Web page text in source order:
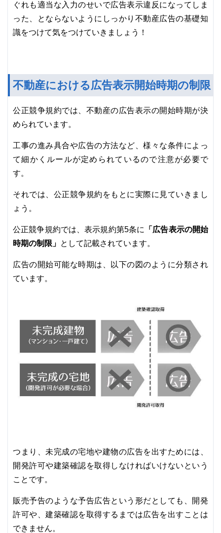
ぐれも適当な入力のせいで広告表示違反になってしま
った、とならないようにしっかり不動産広告の基礎知
識をつけて気をつけていきましょう！
不動産における広告表示開始時期の制限
公正競争規約では、不動産の広告表示の開始時期が決
められています。
工事の進み具合や広告の方法など、様々な条件によっ
て細かくルールが定められているので注意が必要で
す。
それでは、公正競争規約をもとに実際に見ていきまし
ょう。
公正競争規約では、表示規約第5条に 「広告表示の開始
時期の制限」 として記載されています。
広告の開始可能な時期は、以下の図のように分類され
ています。
つまり、未完成の宅地や建物の広告を出すためには、
開発許可や建築確認を取得しなければいけないという
ことです。
販売予告のような予告広告という形だとしても、開発
許可や、建築確認を取得するまでは広告を出すことは
できません。